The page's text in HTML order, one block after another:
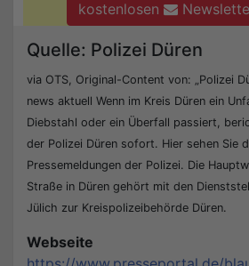
kostenlosen
Quelle: Polizei Düren
via OTS, Original-Content von: „Polizei
news aktuell Wenn im Kreis Düren ein
Diebstahl oder ein Überfall passiert,
der Polizei Düren sofort. Hier sehen Sie
Pressemeldungen der Polizei. Die
Straße in Düren gehört mit den
Jülich zur Kreispolizeibehörde Düren.
Webseite